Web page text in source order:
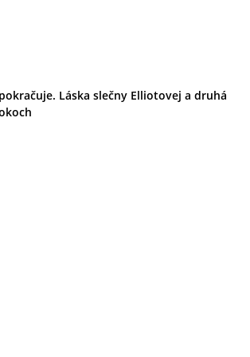
Láska slečny Elliotovej a druhá